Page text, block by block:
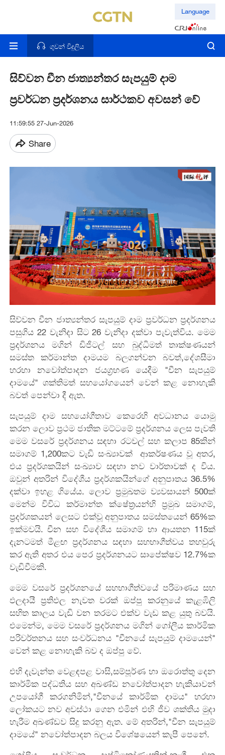
Language
ගුවන් විදුලිය
සිව්වන චීන ජාත්‍යන්තර සැපයුම් දාම
ප්‍රවර්ධන ප්‍රදර්ශනය සාර්ථකව අවසන් වේ
11:59:55 27-Jun-2026
Share
සිව්වන චීන ජාත්‍යන්තර සැපයුම් දාම ප්‍රවර්ධන ප්‍රදර්ශනය
පසුගිය 22 වැනිදා සිට 26 වැනිදා දක්වා පැවැත්විය. මෙම
ප්‍රදර්ශනය මගින් ඩිජිටල් සහ බුද්ධිමත් තාක්ෂණයන්
සමස්ත කර්මාන්ත දාමයම බලගන්වන බවත්,දේශසීමා
හරහා නවෝත්පාදන ජයග්‍රහණ යෙදීම "චීන සැපයුම්
දාමයේ" ශක්තිමත් සහයෝගයෙන් වෙන් කළ නොහැකි
බවත් පෙන්වා දී ඇත.
සැපයුම් දාම සහයෝගීතාව කෙරෙහි අවධානය යොමු
කරන ලොව ප්‍රථම ජාතික මට්ටමේ ප්‍රදර්ශනය ලෙස පැවති
මෙම වසරේ ප්‍රදර්ශනය සඳහා රටවල් සහ කලාප 85කින්
සමාගම් 1,200කට වැඩි සංඛ්‍යාවක් ආකර්ෂණය වූ අතර,
එය ප්‍රදර්ශකයින් සංඛ්‍යාව සඳහා නව වාර්තාවක් ද විය.
ඔවුන් අතරින් විදේශීය ප්‍රදර්ශකයින්ගේ අනුපාතය 36.5%
දක්වා ඉහළ ගියේය. ලොව ප්‍රමුඛතම ව්‍යවසායන් 500ක්
මෙන්ම විවිධ කර්මාන්ත ක්ෂේත්‍රයන්හි ප්‍රමුඛ සමාගම්,
ප්‍රදර්ශකයන් ලෙසට එක්වූ අනුපාතය සමස්තයෙන් 65%ක
ඉක්මවයි. චීන සහ විදේශීය සමාගම් හා ආයතන 115ක්
දැනටමත් මීළඟ ප්‍රදර්ශනය සඳහා සහභාගීත්වය තහවුරු
කර ඇති අතර එය පෙර ප්‍රදර්ශනයට සාපේක්ෂව 12.7%ක
වැඩිවීමකි.
මෙම වසරේ ප්‍රදර්ශනයේ සහභාගීත්වයේ පරිමාණය සහ
ඵලදායී ප්‍රතිඵල නැවත වරක් ඔප්පු කරනුයේ කැළඹිලි
සහිත කාලය වැඩි වන තරමට එක්ව වැඩ කළ යුතු බවයි.
එමෙන්ම, මෙම වසරේ ප්‍රදර්ශනය මගින් ගෝලීය කාර්මික
පරිවර්තනය සහ සංවර්ධනය "චීනයේ සැපයුම් දාමයෙන්"
වෙන් කළ නොහැකි බව ද ඔප්පු වේ.
එහි දැවැන්ත වෙළඳපළ වාසි,සම්පූර්ණ හා ඔරොත්තු දෙන
කාර්මික පද්ධතිය සහ අඛණ්ඩ නවෝත්පාදන හැකියාවන්
උපයෝගී කරගනිමින්,"චීනයේ කාර්මික දාමය" හරහා
ලෝකයට නව අවස්ථා ගෙන එමින් එහි ජීව ශක්තිය මුදා
හැරීම අඛණ්ඩව සිදු කරනු ඇත. මේ අතරින්,"චීන සැපයුම්
දාමයේ" නවෝත්පාදන බලය විශේෂයෙන් කැපී පෙනේ.